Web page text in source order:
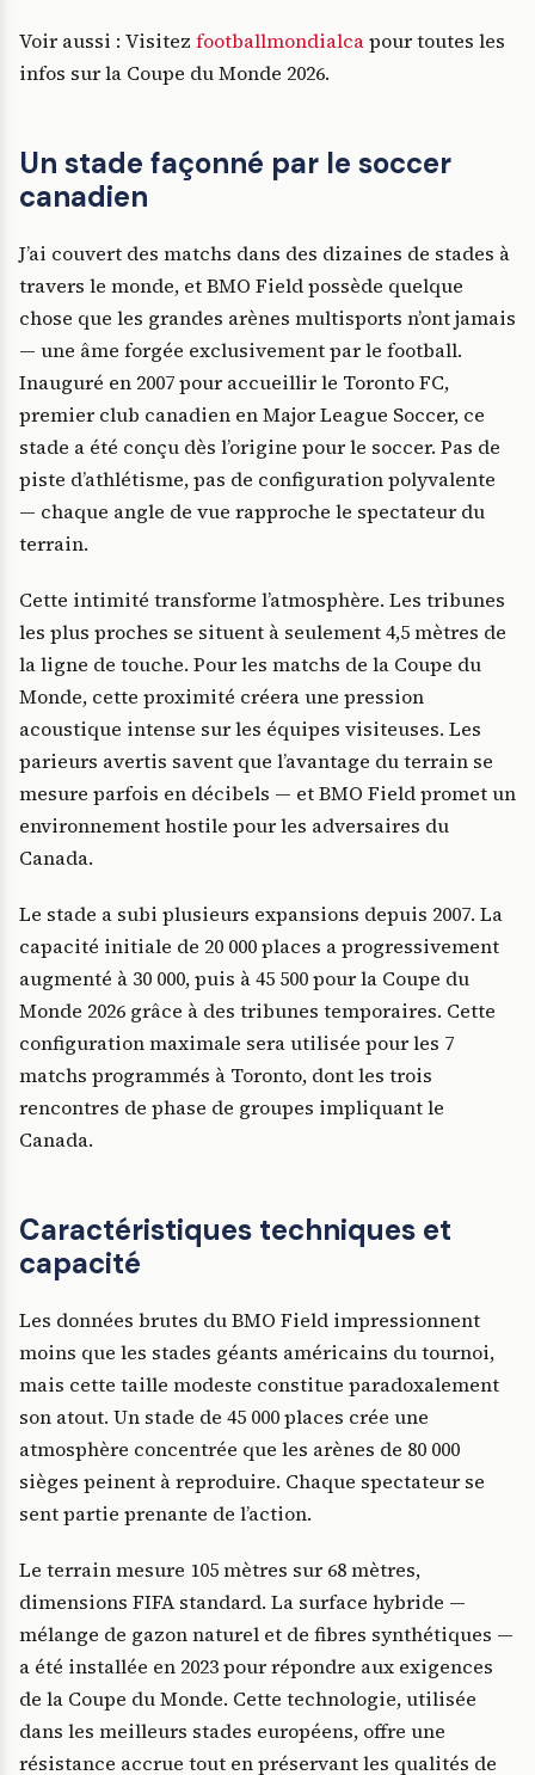
Voir aussi : Visitez footballmondialcapour toutes les
infos sur la Coupe du Monde 2026.
Un stade façonné par le soccer
canadien
J’ai couvert des matchs dans des dizaines de stades à
travers le monde, et BMO Field possède quelque
chose que les grandes arènes multisports n’ont jamais
— une âme forgée exclusivement par le football.
Inauguré en 2007 pour accueillir le Toronto FC,
premier club canadien en Major League Soccer, ce
stade a été conçu dès l’origine pour le soccer. Pas de
piste d’athlétisme, pas de configuration polyvalente
— chaque angle de vue rapproche le spectateur du
terrain.
Cette intimité transforme l’atmosphère. Les tribunes
les plus proches se situent à seulement 4,5 mètres de
la ligne de touche. Pour les matchs de la Coupe du
Monde, cette proximité créera une pression
acoustique intense sur les équipes visiteuses. Les
parieurs avertis savent que l’avantage du terrain se
mesure parfois en décibels — et BMO Field promet un
environnement hostile pour les adversaires du
Canada.
Le stade a subi plusieurs expansions depuis 2007. La
capacité initiale de 20 000 places a progressivement
augmenté à 30 000, puis à 45 500 pour la Coupe du
Monde 2026 grâce à des tribunes temporaires. Cette
configuration maximale sera utilisée pour les 7
matchs programmés à Toronto, dont les trois
rencontres de phase de groupes impliquant le
Canada.
Caractéristiques techniques et
capacité
Les données brutes du BMO Field impressionnent
moins que les stades géants américains du tournoi,
mais cette taille modeste constitue paradoxalement
son atout. Un stade de 45 000 places crée une
atmosphère concentrée que les arènes de 80 000
sièges peinent à reproduire. Chaque spectateur se
sent partie prenante de l’action.
Le terrain mesure 105 mètres sur 68 mètres,
dimensions FIFA standard. La surface hybride —
mélange de gazon naturel et de fibres synthétiques —
a été installée en 2023 pour répondre aux exigences
de la Coupe du Monde. Cette technologie, utilisée
dans les meilleurs stades européens, offre une
résistance accrue tout en préservant les qualités de